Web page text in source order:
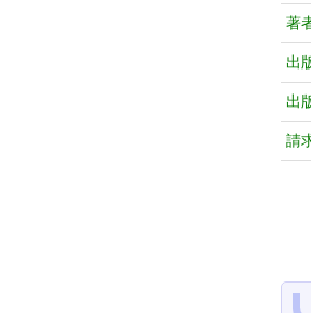
著
出
出
請